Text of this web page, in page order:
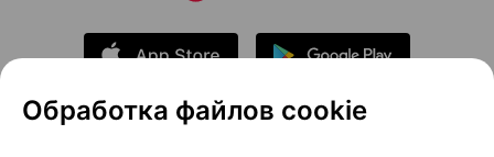
Обработка файлов cookie